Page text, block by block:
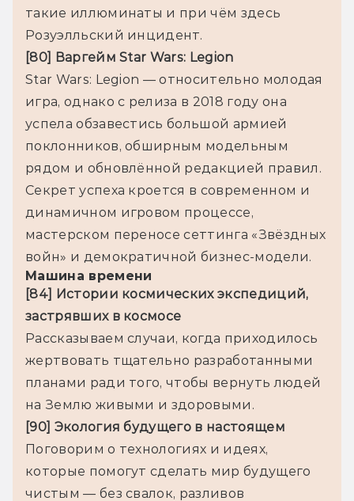
такие иллюминаты и при чём здесь
Розуэлльский инцидент.
[80] Варгейм Star Wars: Legion
Star Wars: Legion — относительно молодая
игра, однако с релиза в 2018 году она
успела обзавестись большой армией
поклонников, обширным модельным
рядом и обновлённой редакцией правил.
Секрет успеха кроется в современном и
динамичном игровом процессе,
мастерском переносе сеттинга «Звёздных
войн» и демократичной бизнес-модели.
Машина времени
[84] Истории космических экспедиций,
застрявших в космосе
Рассказываем случаи, когда приходилось
жертвовать тщательно разработанными
планами ради того, чтобы вернуть людей
на Землю живыми и здоровыми.
[90] Экология будущего в настоящем
Поговорим о технологиях и идеях,
которые помогут сделать мир будущего
чистым — без свалок, разливов